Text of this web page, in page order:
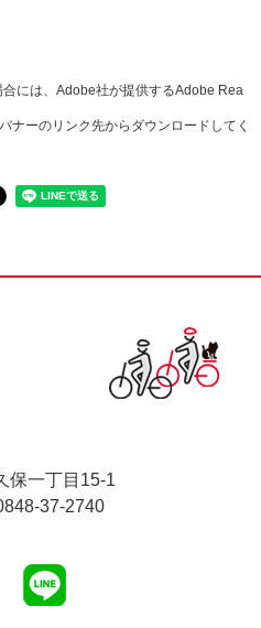
には、Adobe社が提供するAdobe Rea
ナーのリンク先からダウンロードしてく
保一丁目15-1
37-2740